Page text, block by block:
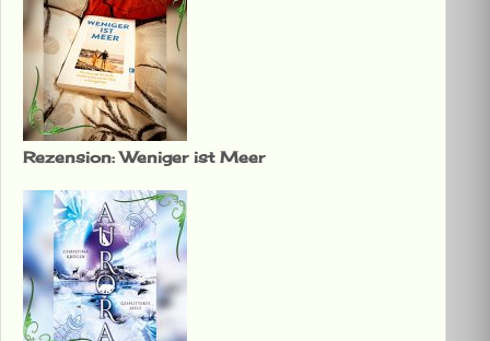
Rezension: Weniger ist Meer